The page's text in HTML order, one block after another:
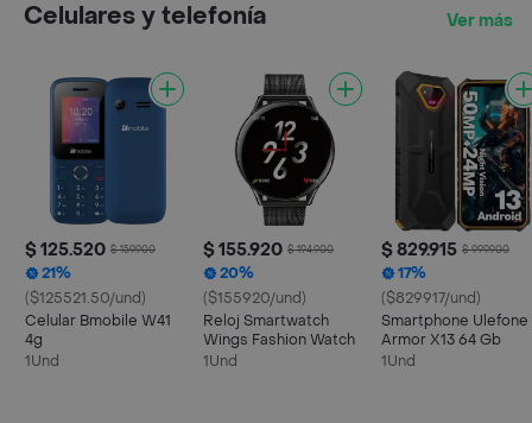
Celulares y telefonía Ver más
$ 125.520 $ 159.900
21%
($125521.50/und)
Celular Bmobile W41
4g
1Und
$ 155.920 $ 194.900
20%
($155920/und)
Reloj Smartwatch
Wings Fashion Watch
1Und
$ 829.915 $ 999.900
17%
($829917/und)
Smartphone Ulefone
Armor X13 64 Gb
1Und